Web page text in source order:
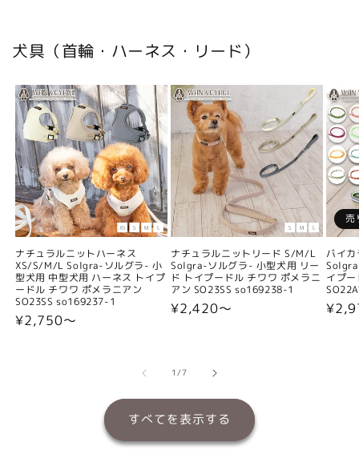
犬具（首輪・ハーネス・リード）
ナチュラルニットハーネス
XS/S/M/L Solgra-ソルグラ- 小
型犬用 中型犬用 ハーネス トイプ
ードル チワワ ポメラニアン
SO23SS so169237-1
通
¥2,750〜
ナチュラルニットリード S/M/L
Solgra-ソルグラ- 小型犬用 リー
ド トイプードル チワワ ポメラニ
アン SO23SS so169238-1
通
¥2,420〜
売
バイ
イプ
通
1/の
7
すべてを表示する